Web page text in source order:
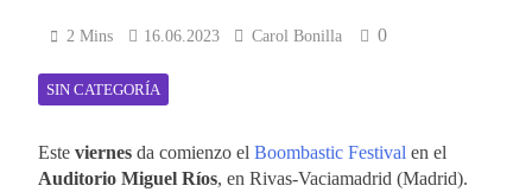
2 Mins 16.06.2023 Carol Bonilla 0
SIN CATEGORÍA
Este viernes da comienzo el Boombastic Festival en el
Auditorio Miguel Ríos, en Rivas-Vaciamadrid (Madrid).